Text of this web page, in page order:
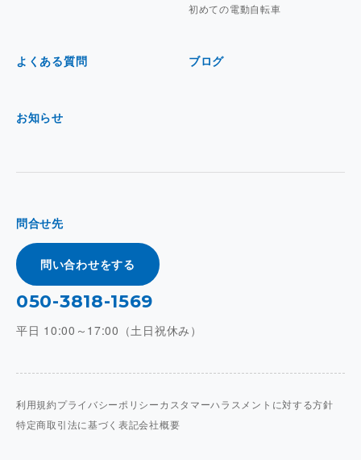
初めての電動自転車
よくある質問 ブログ
お知らせ
問合せ先
問い合わせをする
050-3818-1569
平日 10:00～17:00（土日祝休み）
利用規約プライバシーポリシーカスタマーハラスメントに対する方針
特定商取引法に基づく表記会社概要